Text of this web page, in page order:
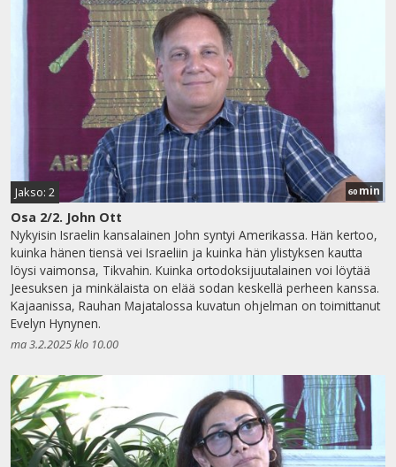
Jakso: 2 60 min
Osa 2/2. John Ott
Nykyisin Israelin kansalainen John syntyi Amerikassa. Hän kertoo,
kuinka hänen tiensä vei Israeliin ja kuinka hän ylistyksen kautta
löysi vaimonsa, Tikvahin. Kuinka ortodoksijuutalainen voi löytää
Jeesuksen ja minkälaista on elää sodan keskellä perheen kanssa.
Kajaanissa, Rauhan Majatalossa kuvatun ohjelman on toimittanut
Evelyn Hynynen.
ma 3.2.2025 klo 10.00